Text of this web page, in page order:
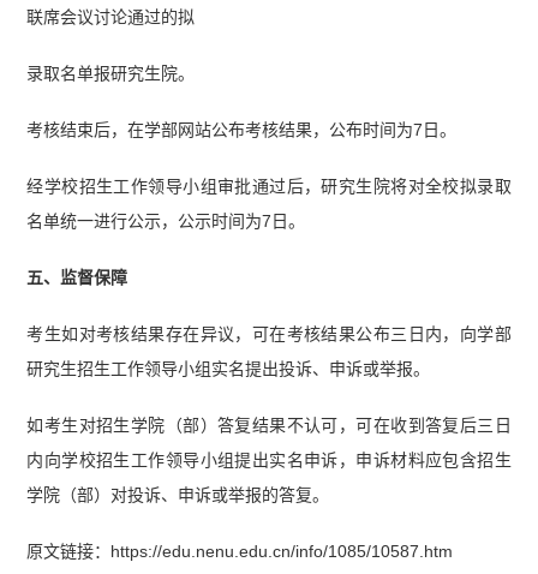
联席会议讨论通过的拟
录取名单报研究生院。
考核结束后，在学部网站公布考核结果，公布时间为7日。
经学校招生工作领导小组审批通过后，研究生院将对全校拟录取
名单统一进行公示，公示时间为7日。
五、监督保障
考生如对考核结果存在异议，可在考核结果公布三日内，向学部
研究生招生工作领导小组实名提出投诉、申诉或举报。
如考生对招生学院（部）答复结果不认可，可在收到答复后三日
内向学校招生工作领导小组提出实名申诉，申诉材料应包含招生
学院（部）对投诉、申诉或举报的答复。
原文链接：https://edu.nenu.edu.cn/info/1085/10587.htm